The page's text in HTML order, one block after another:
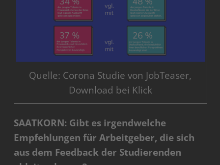
Quelle: Corona Studie von JobTeaser,
Download bei Klick
SAATKORN: Gibt es irgendwelche
Empfehlungen für Arbeitgeber, die sich
aus dem Feedback der Studierenden